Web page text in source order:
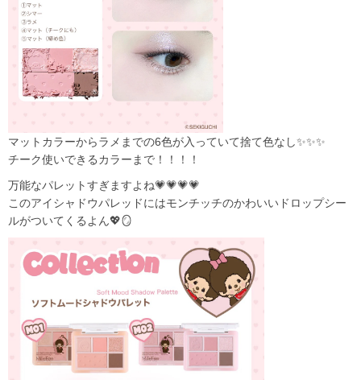
マットカラーからラメまでの6色が入っていて捨て色なし✨✨✨
チーク使いできるカラーまで！！！！
万能なパレットすぎますよね💗💗💗💗
このアイシャドウパレッドにはモンチッチのかわいいドロップシー
ルがついてくるよん💖🪞